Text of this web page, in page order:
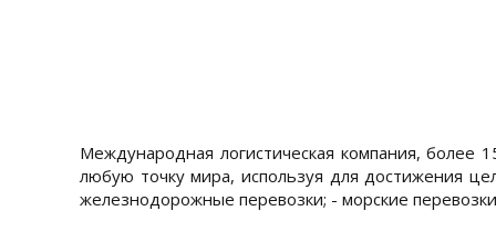
Международная логистическая компания, более
любую точку мира, используя для достижения
железнодорожные перевозки; - морские